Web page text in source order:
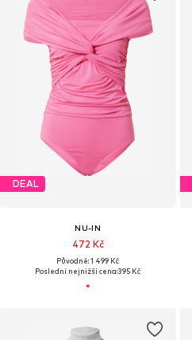
DEAL
NU-IN
472 Kč
Původně: 1 499 Kč
Poslední nejnižší cena:395 Kč